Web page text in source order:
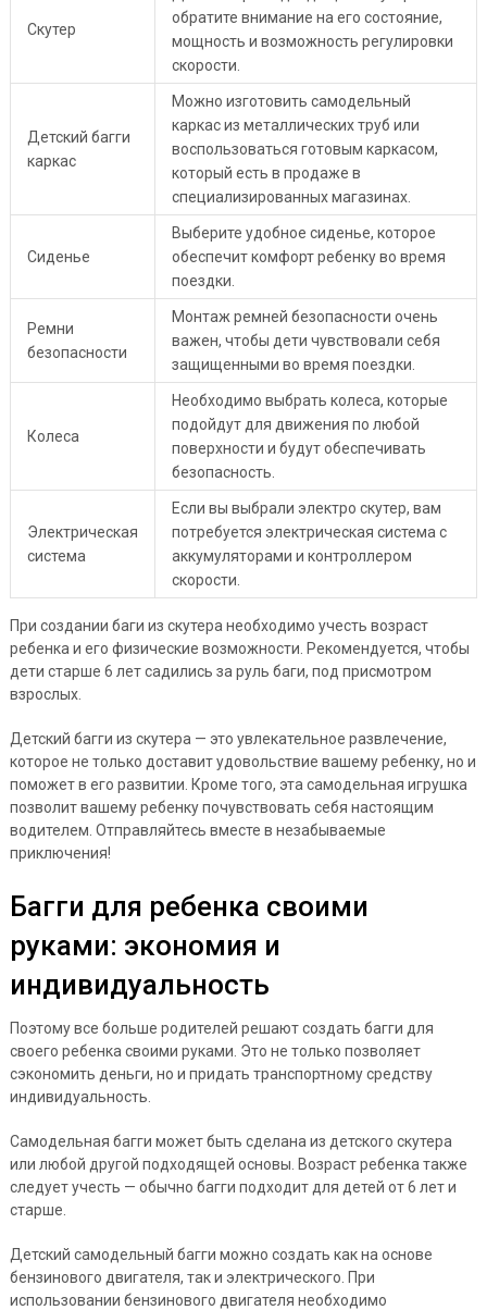
Скутер
обратите внимание на его состояние,
мощность и возможность регулировки
скорости.
Детский багги
каркас
Можно изготовить самодельный
каркас из металлических труб или
воспользоваться готовым каркасом,
который есть в продаже в
специализированных магазинах.
Сиденье
Выберите удобное сиденье, которое
обеспечит комфорт ребенку во время
поездки.
Ремни
безопасности
Монтаж ремней безопасности очень
важен, чтобы дети чувствовали себя
защищенными во время поездки.
Колеса
Необходимо выбрать колеса, которые
подойдут для движения по любой
поверхности и будут обеспечивать
безопасность.
Электрическая
система
Если вы выбрали электро скутер, вам
потребуется электрическая система с
аккумуляторами и контроллером
скорости.
При создании баги из скутера необходимо учесть возраст
ребенка и его физические возможности. Рекомендуется, чтобы
дети старше 6 лет садились за руль баги, под присмотром
взрослых.
Детский багги из скутера — это увлекательное развлечение,
которое не только доставит удовольствие вашему ребенку, но и
поможет в его развитии. Кроме того, эта самодельная игрушка
позволит вашему ребенку почувствовать себя настоящим
водителем. Отправляйтесь вместе в незабываемые
приключения!
Багги для ребенка своими
руками: экономия и
индивидуальность
Поэтому все больше родителей решают создать багги для
своего ребенка своими руками. Это не только позволяет
сэкономить деньги, но и придать транспортному средству
индивидуальность.
Самодельная багги может быть сделана из детского скутера
или любой другой подходящей основы. Возраст ребенка также
следует учесть — обычно багги подходит для детей от 6 лет и
старше.
Детский самодельный багги можно создать как на основе
бензинового двигателя, так и электрического. При
использовании бензинового двигателя необходимо